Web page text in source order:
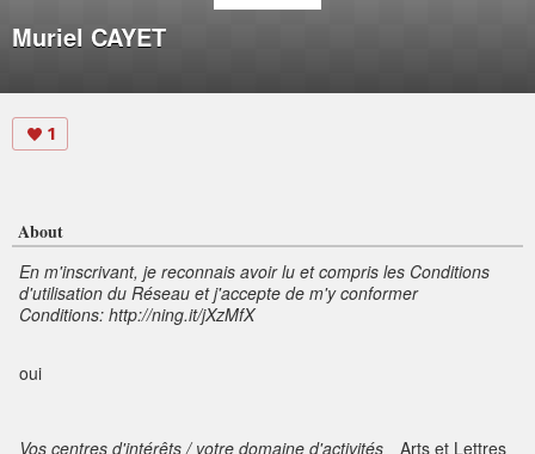
Muriel CAYET
1
About
En m'inscrivant, je reconnais avoir lu et compris les Conditions
d'utilisation du Réseau et j'accepte de m'y conformer
Conditions: http://ning.it/jXzMfX
oui
Vos centres d'intérêts / votre domaine d'activités Arts et Lettres